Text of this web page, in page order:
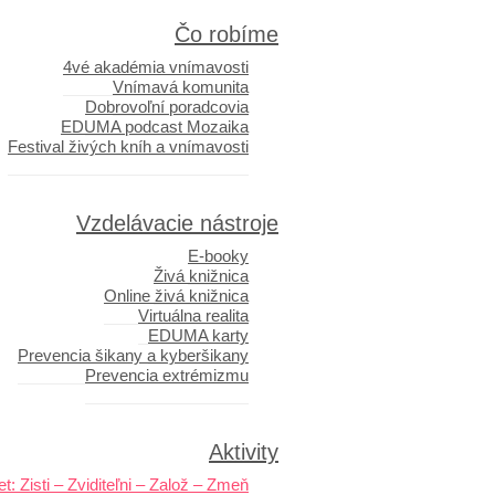
Čo robíme
4vé akadémia vnímavosti
Vnímavá komunita
Dobrovoľní poradcovia
EDUMA podcast Mozaika
Festival živých kníh a vnímavosti
Vzdelávacie nástroje
E-booky
Živá knižnica
Online živá knižnica
Virtuálna realita
EDUMA karty
Prevencia šikany a kyberšikany
Prevencia extrémizmu
Aktivity
Zisti – Zviditeľni – Založ – Zmeň